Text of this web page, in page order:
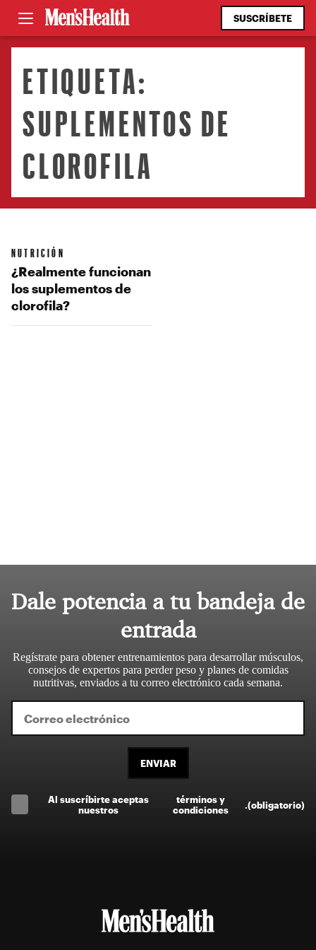
SUSCRÍBETE
ETIQUETA:
SUPLEMENTOS DE
CLOROFILA
NUTRICIÓN
¿Realmente funcionan
los suplementos de
clorofila?
Dale potencia a tu bandeja de
entrada
Regístrate para obtener entrenamientos para desarrollar músculos,
consejos de expertos para perder peso y planes de comidas
nutritivas, enviados a tu correo electrónico cada semana.
ENVIAR
Al suscríbirte aceptas
nuestros
términos y
condiciones
(obligatorio)